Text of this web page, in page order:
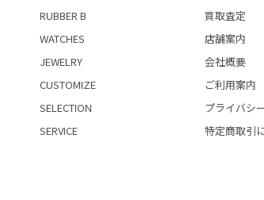
RUBBER B
WATCHES
JEWELRY
CUSTOMIZE
SELECTION
SERVICE
買取査定
店舗案内
会社概要
ご利用案内
プライバシ
特定商取引